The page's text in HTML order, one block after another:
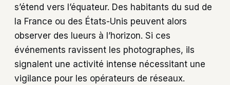
s’étend vers l’équateur. Des habitants du sud de
la France ou des États-Unis peuvent alors
observer des lueurs à l’horizon. Si ces
événements ravissent les photographes, ils
signalent une activité intense nécessitant une
vigilance pour les opérateurs de réseaux.